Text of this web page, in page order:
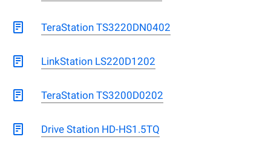
TeraStation TS3220DN0402
LinkStation LS220D1202
TeraStation TS3200D0202
Drive Station HD-HS1.5TQ